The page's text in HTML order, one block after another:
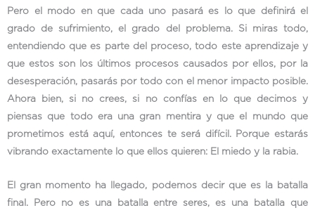
Pero el modo en que cada uno pasará es lo que definirá el
grado de sufrimiento, el grado del problema. Si miras todo,
entendiendo que es parte del proceso, todo este aprendizaje y
que estos son los últimos procesos causados por ellos, por la
desesperación, pasarás por todo con el menor impacto posible.
Ahora bien, si no crees, si no confías en lo que decimos y
piensas que todo era una gran mentira y que el mundo que
prometimos está aquí, entonces te será difícil. Porque estarás
vibrando exactamente lo que ellos quieren: El miedo y la rabia.
El gran momento ha llegado, podemos decir que es la batalla
final. Pero no es una batalla entre seres, es una batalla que